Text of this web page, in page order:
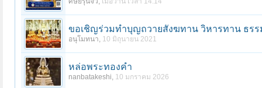
ขอเชิญร่วมทำบุญถวายสังฆทาน วิหารทาน ธรร
อนุโมทนา, 10 มิถุนายน 2021
หล่อพระทองคำ
nanbatakeshi, 10 มกราคม 2026